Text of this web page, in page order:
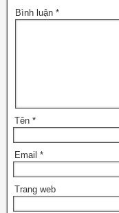
Bình luận *
Tên *
Email *
Trang web